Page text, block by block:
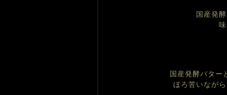
国産発
国産発酵バター
ほろ苦いなが